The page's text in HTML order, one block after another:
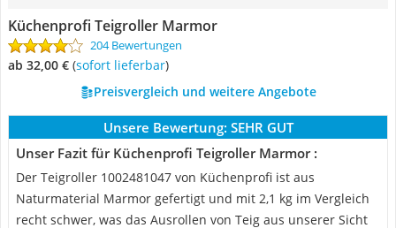
Küchenprofi Teigroller Marmor
204 Bewertungen
ab 32,00 € ( Sofort lieferbar)
Preisvergleich und weitere Angebote
Unsere Bewertung: SEHR GUT
Unser Fazit für Küchenprofi Teigroller Marmor :
Der Teigroller 1002481047 von Küchenprofi ist aus
Naturmaterial Marmor gefertigt und mit 2,1 kg im Vergleich
recht schwer, was das Ausrollen von Teig aus unserer Sicht